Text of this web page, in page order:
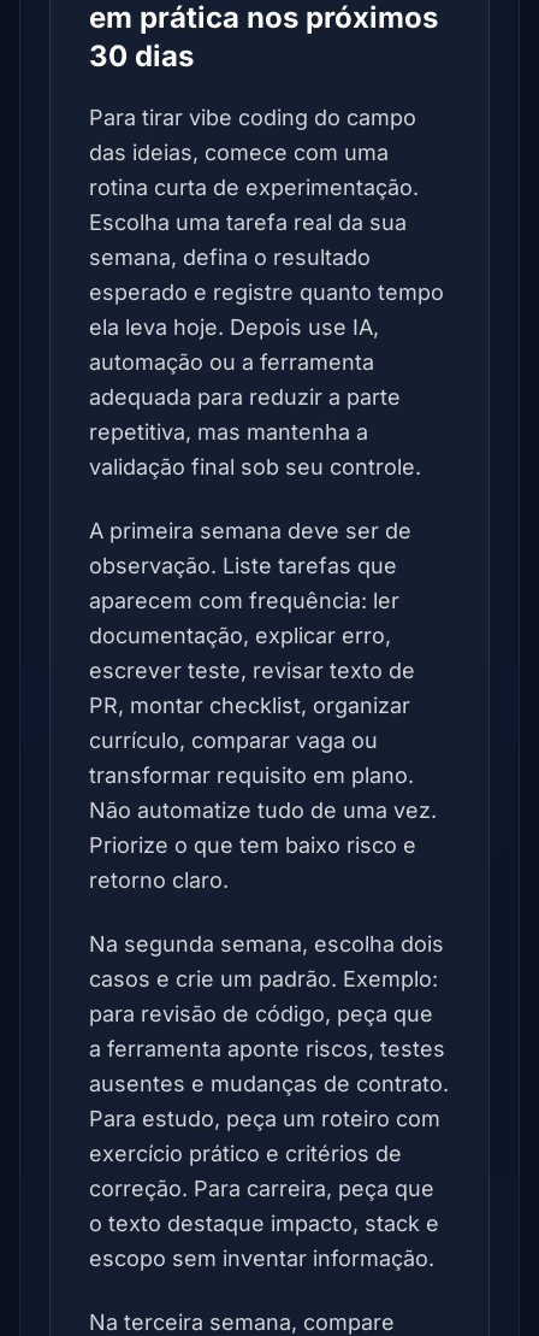
em prática nos próximos
30 dias
Para tirar vibe coding do campo
das ideias, comece com uma
rotina curta de experimentação.
Escolha uma tarefa real da sua
semana, defina o resultado
esperado e registre quanto tempo
ela leva hoje. Depois use IA,
automação ou a ferramenta
adequada para reduzir a parte
repetitiva, mas mantenha a
validação final sob seu controle.
A primeira semana deve ser de
observação. Liste tarefas que
aparecem com frequência: ler
documentação, explicar erro,
escrever teste, revisar texto de
PR, montar checklist, organizar
currículo, comparar vaga ou
transformar requisito em plano.
Não automatize tudo de uma vez.
Priorize o que tem baixo risco e
retorno claro.
Na segunda semana, escolha dois
casos e crie um padrão. Exemplo:
para revisão de código, peça que
a ferramenta aponte riscos, testes
ausentes e mudanças de contrato.
Para estudo, peça um roteiro com
exercício prático e critérios de
correção. Para carreira, peça que
o texto destaque impacto, stack e
escopo sem inventar informação.
Na terceira semana, compare